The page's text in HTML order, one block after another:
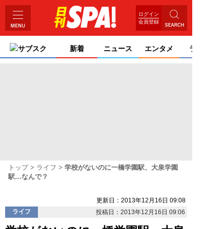
ログイン
会員登録
サブスク 新着 ニュース エンタメ ライ
トップ ライフ
学校がないのに一橋学園駅、大泉学園
駅…なんで？
更新日：2013年12月16日 09:08
ライフ
投稿日：2013年12月16日 09:06